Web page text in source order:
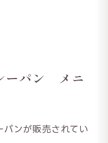
ーパン メニ
パンが販売されてい